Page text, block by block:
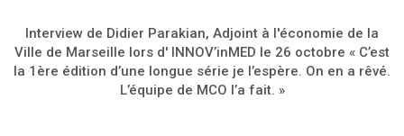
Interview de Didier Parakian, Adjoint à l'économie de la
Ville de Marseille lors d' INNOV’inMED le 26 octobre « C’est
la 1ère édition d’une longue série je l’espère. On en a rêvé.
L’équipe de MCO l’a fait. »